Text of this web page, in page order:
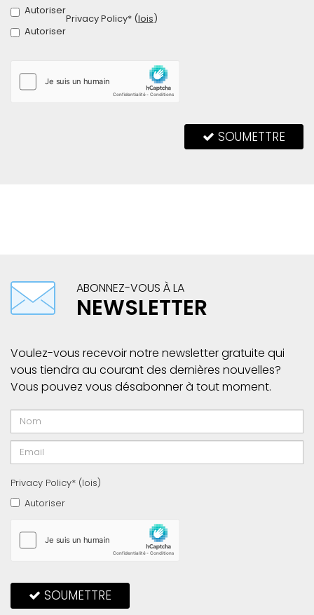
Autoriser
Privacy Policy* (lois)
Autoriser
SOUMETTRE
ABONNEZ-VOUS À LA
NEWSLETTER
Voulez-vous recevoir notre newsletter gratuite qui
vous tiendra au courant des dernières nouvelles?
Vous pouvez vous désabonner à tout moment.
Privacy Policy* (lois)
Autoriser
SOUMETTRE